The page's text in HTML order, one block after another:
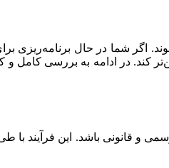
اگر شما در حال برنامه‌ریزی
کند. در ادامه به بررسی کامل و
رسمی و قانونی باشد. این